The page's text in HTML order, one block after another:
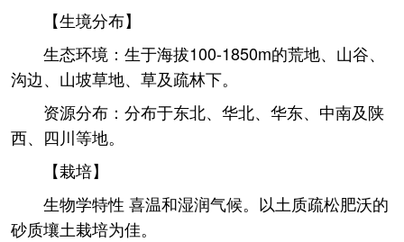
【生境分布】
生态环境：生于海拔100-1850m的荒地、山谷、
沟边、山坡草地、草及疏林下。
资源分布：分布于东北、华北、华东、中南及陕
西、四川等地。
【栽培】
生物学特性 喜温和湿润气候。以土质疏松肥沃的
砂质壤土栽培为佳。